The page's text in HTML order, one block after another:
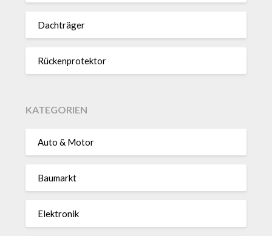
Dach­träger
Rücken­pro­tektor
KATEGORIEN
Auto & Motor
Baumarkt
Elektronik